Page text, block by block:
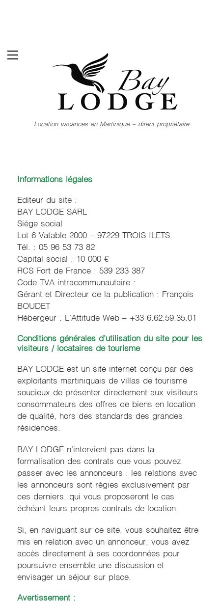
au
Location vacances en Martinique – direct propriétaire
Informations légales
Editeur du site :
BAY LODGE SARL
Siège social
Lot 6 Vatable 2000 – 97229 TROIS ILETS
Tél. : 05 96 53 73 82
Capital social : 10 000 €
RCS Fort de France : 539 233 387
Code TVA intracommunautaire :
Gérant et Directeur de la publication : François
BOUDET
Hébergeur : L’Attitude Web – +33 6.62.59.35.01
Conditions générales d’utilisation du site pour les
visiteurs / locataires de tourisme
BAY LODGE est un site internet conçu par des
exploitants martiniquais de villas de tourisme
soucieux de présenter directement aux visiteurs
consommateurs des offres de biens en location
de qualité, hors des standards des grandes
résidences.
BAY LODGE n’intervient pas dans la
formalisation des contrats que vous pouvez
passer avec les annonceurs : les relations avec
les annonceurs sont régies exclusivement par
ces derniers, qui vous proposeront le cas
échéant leurs propres contrats de location.
Si, en naviguant sur ce site, vous souhaitez être
mis en relation avec un annonceur, vous avez
accès directement à ses coordonnées pour
poursuivre ensemble une discussion et
envisager un séjour sur place.
Avertissement :